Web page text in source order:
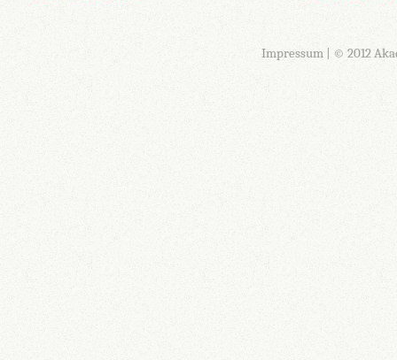
Impressum| © 2012